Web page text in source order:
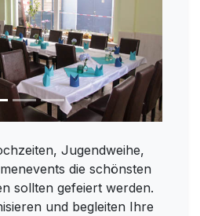
Jugendweihe,
die schönsten
sollten gefeiert werden.
und begleiten Ihre